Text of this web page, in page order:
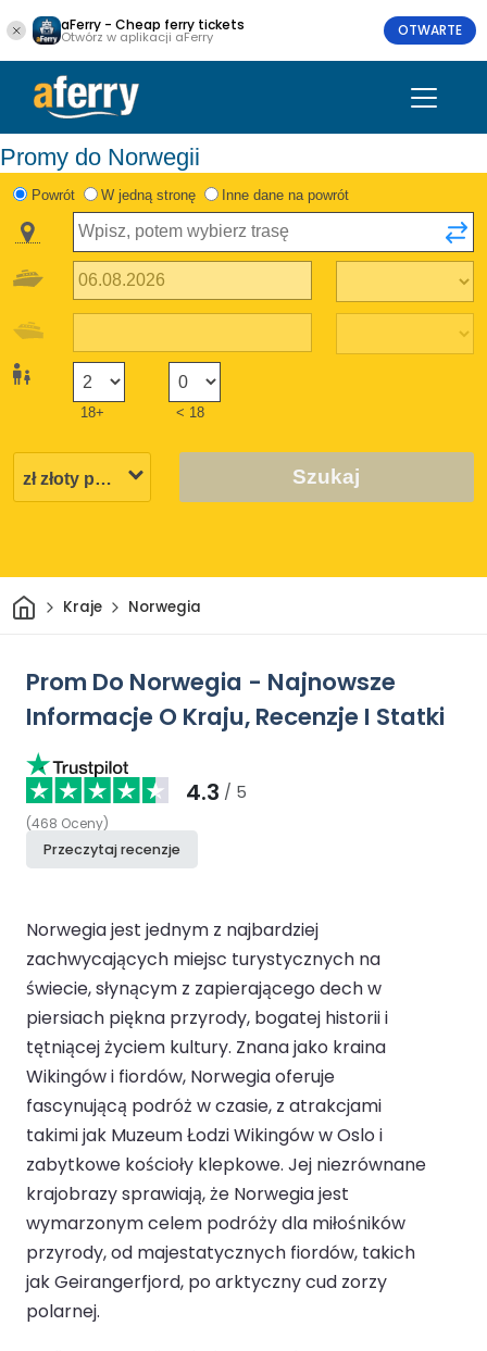
aFerry - Cheap ferry tickets
Otwórz w aplikacji aFerry OTWARTE
Promy do Norwegii
Powrót W jedną stronę Inne dane na powrót
18+ < 18
Szukaj
DomKraje Norwegia
Prom Do Norwegia - Najnowsze
Informacje O Kraju, Recenzje I Statki
4.3 / 5
(468 Oceny)
Przeczytaj recenzje
Norwegia jest jednym z najbardziej
zachwycających miejsc turystycznych na
świecie, słynącym z zapierającego dech w
piersiach piękna przyrody, bogatej historii i
tętniącej życiem kultury. Znana jako kraina
Wikingów i fiordów, Norwegia oferuje
fascynującą podróż w czasie, z atrakcjami
takimi jak Muzeum Łodzi Wikingów w Oslo i
zabytkowe kościoły klepkowe. Jej niezrównane
krajobrazy sprawiają, że Norwegia jest
wymarzonym celem podróży dla miłośników
przyrody, od majestatycznych fiordów, takich
jak Geirangerfjord, po arktyczny cud zorzy
polarnej.